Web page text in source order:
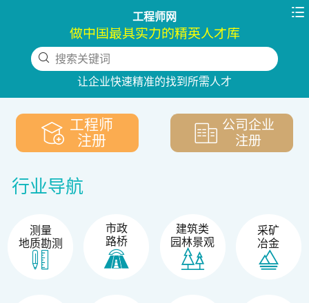
工程师网 
做中国最具实力的精英人才库
搜索关键词
让企业快速精准的找到所需人才
下拉刷新
工程师
注册
公司企业
注册
行业导航
测量
地质勘测
市政
路桥
建筑类
园林景观
采矿
冶金